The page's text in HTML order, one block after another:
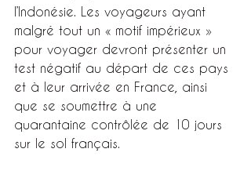
l’Indonésie. Les voyageurs ayant
malgré tout un « motif impérieux »
pour voyager devront présenter un
test négatif au départ de ces pays
et à leur arrivée en France, ainsi
que se soumettre à une
quarantaine contrôlée de 10 jours
sur le sol français.